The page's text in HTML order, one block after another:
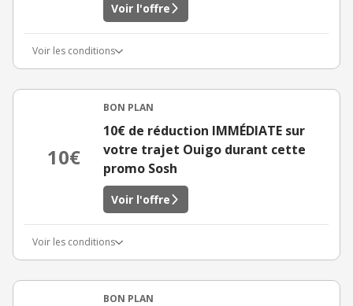
Voir l'offre
Voir les conditions
10€
BON PLAN
10€ de réduction IMMÉDIATE sur
votre trajet Ouigo durant cette
promo Sosh
Voir l'offre
Voir les conditions
BON PLAN